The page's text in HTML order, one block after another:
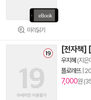
미리읽기
[전자책]
우지혜 (지은
플로레뜨|
7,000원